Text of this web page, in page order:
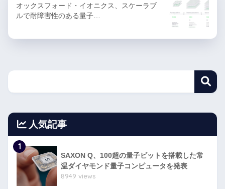
オックスフォード・イオニクス、スケーラブ
ルで耐障害性のある量子…
人気記事
1
SAXON Q、100超の量子ビットを搭載した常
温ダイヤモンド量子コンピュータを発表
8949 views